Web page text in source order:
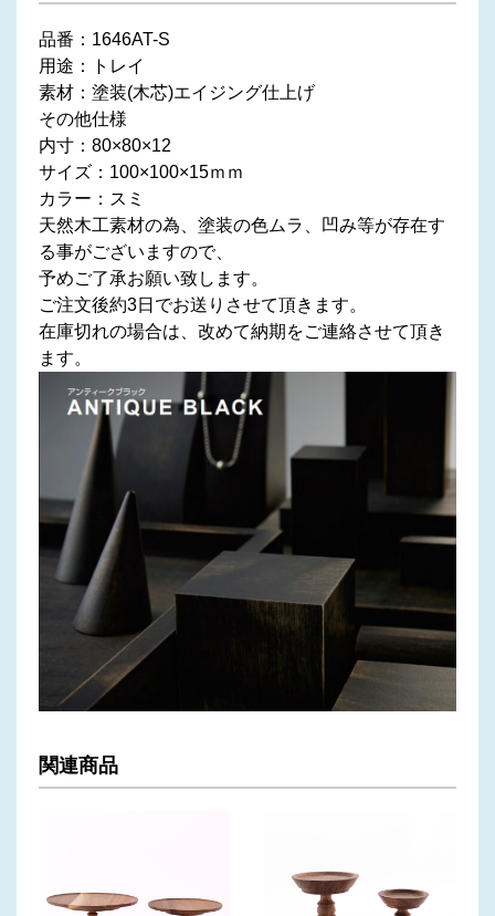
品番：1646AT-S
用途：トレイ
素材：塗装(木芯)エイジング仕上げ
その他仕様
内寸：80×80×12
サイズ：100×100×15ｍｍ
カラー：スミ
天然木工素材の為、塗装の色ムラ、凹み等が存在す
る事がございますので、
予めご了承お願い致します。
ご注文後約3日でお送りさせて頂きます。
在庫切れの場合は、改めて納期をご連絡させて頂き
ます。
関連商品